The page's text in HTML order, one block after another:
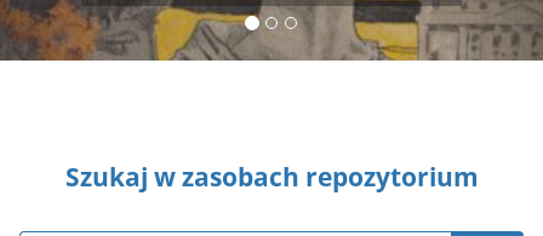
Szukaj w zasobach repozytorium